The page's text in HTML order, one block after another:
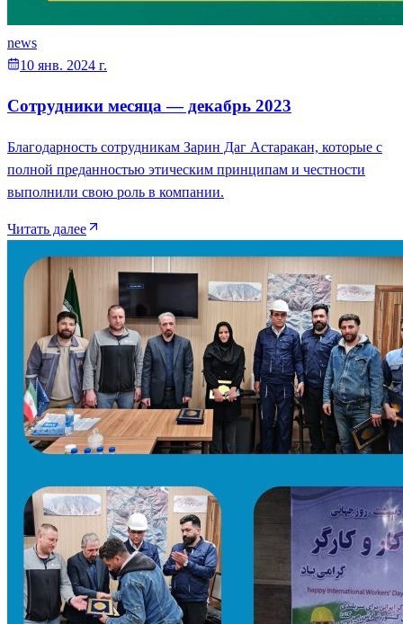
news
10 янв. 2024 г.
Сотрудники месяца — декабрь 2023
Благодарность сотрудникам Зарин Даг Астаракан, которые с
полной преданностью этическим принципам и честности
выполнили свою роль в компании.
Читать далее